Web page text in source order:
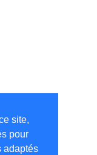
site,
pour
adaptés